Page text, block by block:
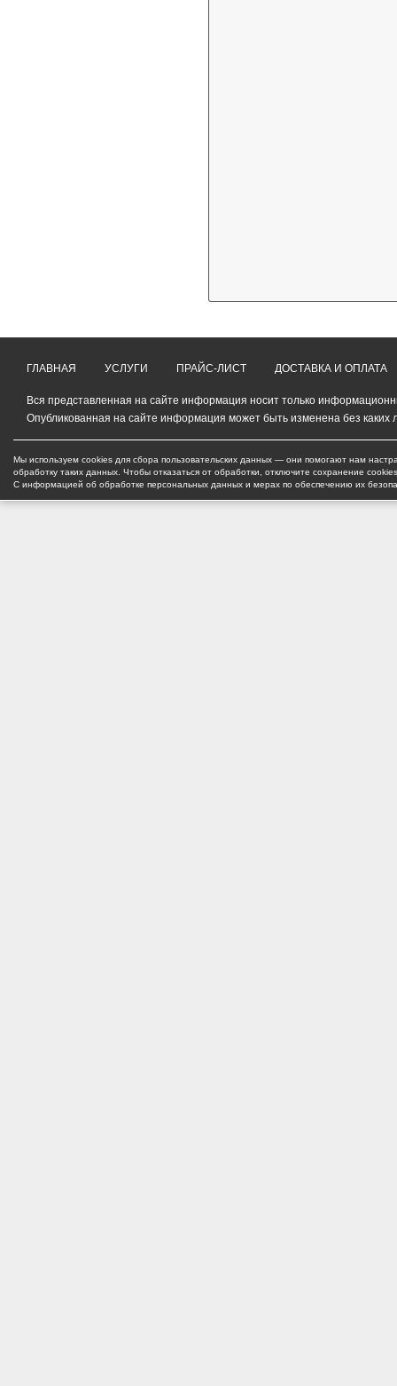
ГЛАВНАЯ УСЛУГИ ПРАЙС-ЛИСТ ДОСТАВКА И ОПЛАТА
Вся представленная на сайте информация носит только
Опубликованная на сайте информация может быть изменена без каких
Мы используем cookies для сбора пользовательских данных — они помогают нам
обработку таких данных. Чтобы отказаться от обработки, отключите сохранение
С информацией об обработке персональных данных и мерах по обеспечению их